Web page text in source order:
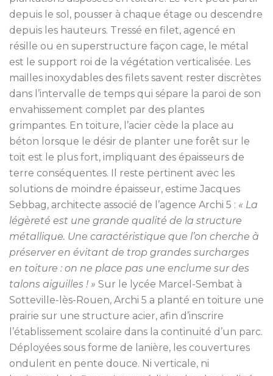
depuis le sol, pousser à chaque étage ou descendre
depuis les hauteurs. Tressé en filet, agencé en
résille ou en superstructure façon cage, le métal
est le support roi de la végétation verticalisée. Les
mailles inoxydables des filets savent rester discrètes
dans l’intervalle de temps qui sépare la paroi de son
envahissement complet par des plantes
grimpantes. En toiture, l’acier cède la place au
béton lorsque le désir de planter une forêt sur le
toit est le plus fort, impliquant des épaisseurs de
terre conséquentes. Il reste pertinent avec les
solutions de moindre épaisseur, estime Jacques
Sebbag, architecte associé de l’agence Archi 5 : « La
légèreté est une grande qualité de la structure
métallique. Une caractéristique que l’on cherche à
préserver en évitant de trop grandes surcharges
en toiture : on ne place pas une enclume sur des
talons aiguilles ! » Sur le lycée Marcel-Sembat à
Sotteville-lès-Rouen, Archi 5 a planté en toiture une
prairie sur une structure acier, afin d’inscrire
l’établissement scolaire dans la continuité d’un parc.
Déployées sous forme de lanière, les couvertures
ondulent en pente douce. Ni verticale, ni